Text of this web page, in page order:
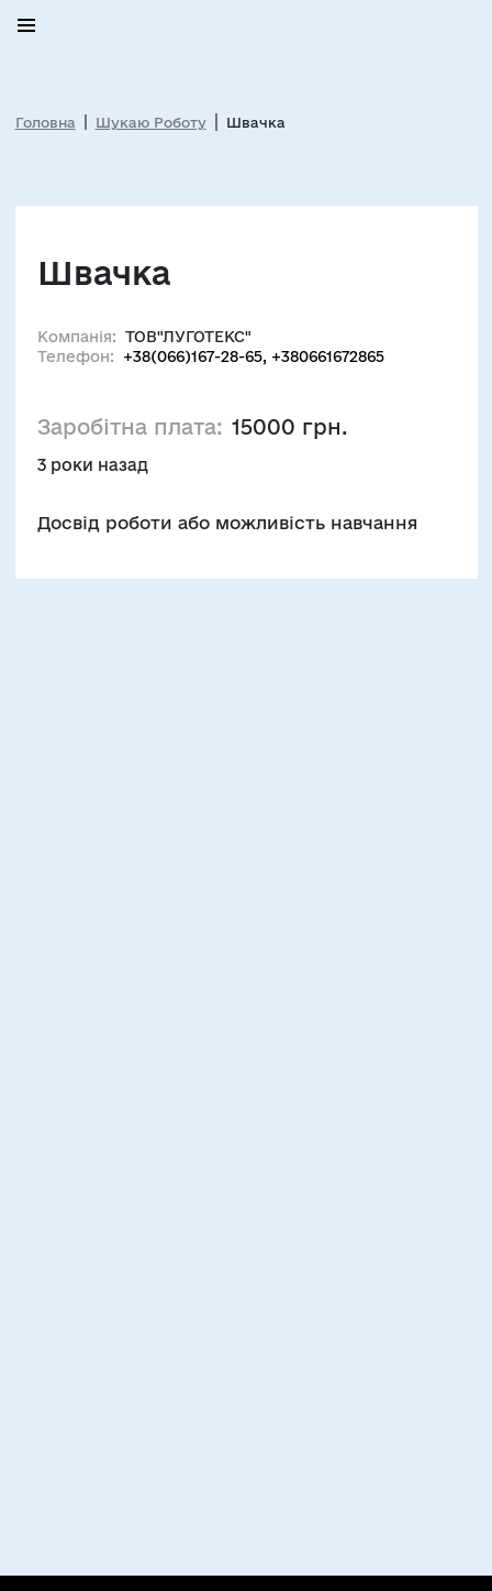
Головна Шукаю Роботу Швачка
Швачка
Компанія: ТОВ"ЛУГОТЕКС"
Телефон:
+38(066)167-28-65, +380661672865
Заробітна плата: 15000 грн.
3 роки назад
Досвід роботи або можливість навчання